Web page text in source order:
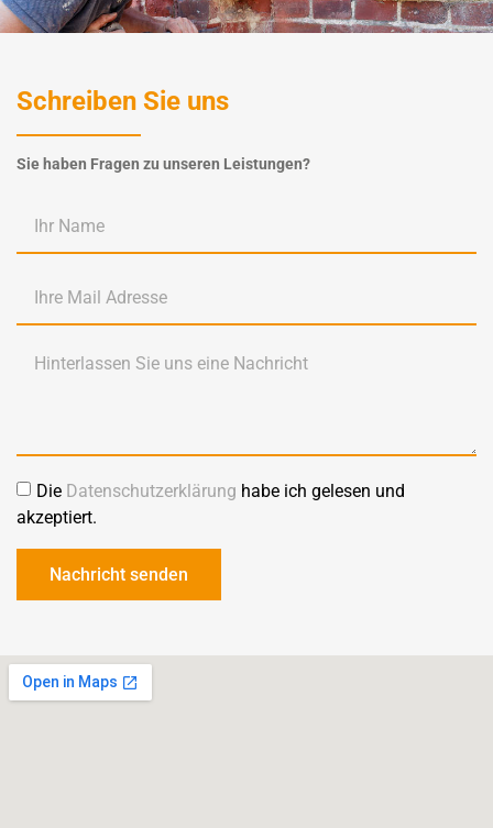
Schreiben Sie uns
Sie haben Fragen zu unseren Leistungen?
Die Datenschutzerklärung habe ich gelesen und
akzeptiert.
Nachricht senden